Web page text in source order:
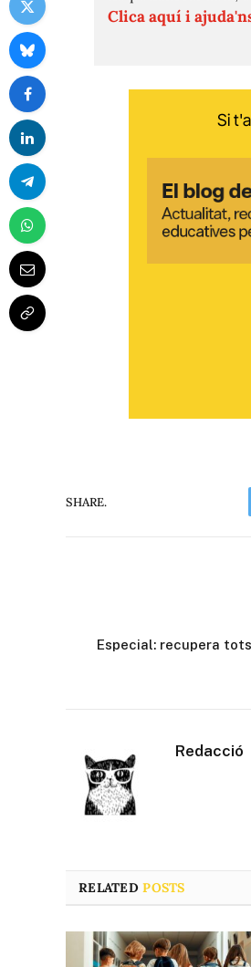
Clica aquí i
Si
SHARE.
Especial: recupera
Redacció
RELATEDPOSTS